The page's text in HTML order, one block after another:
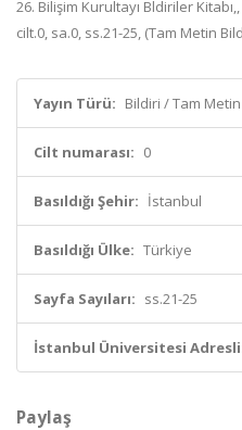
26. Bilişim Kurultayı Bldiriler
cilt.0, sa.0, ss.21-25, (Tam Metin
Yayın Türü: Bildiri / Tam
Cilt numarası: 0
Basıldığı Şehir: İstanbul
Basıldığı Ülke: Türkiye
Sayfa Sayıları: ss.21-25
İstanbul Üniversitesi
Paylaş